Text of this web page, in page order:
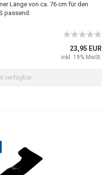
Länge von ca. 76 cm für den
passend.
23,95 EUR
inkl. 19% MwSt.
verfügbar